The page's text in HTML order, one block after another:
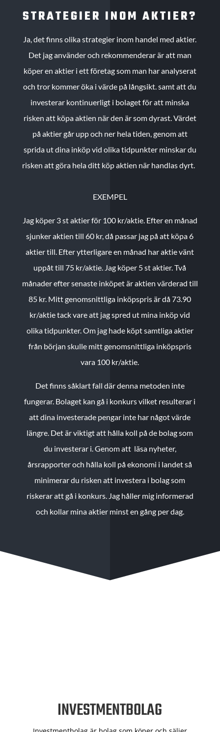
STRATEGIER INOM AKTIER?
Ja, det finns olika strategier inom handel med aktier.
Det jag använder och rekommenderar är att man
köper en aktier i ett företag som man har analyserat
och tror kommer öka i värde på långsikt. samt att du
investerar kontinuerligt i bolaget för att minska
risken att köpa aktien när den är som dyrast. Värdet
på aktier går upp och ner hela tiden, genom att
sprida ut dina inköp vid olika tidpunkter minskar du
risken att göra hela ditt köp aktien när handlas dyrt.
EXEMPEL
Jag köper 3 st aktier för 100 kr/aktie. Efter en månad
sjunker aktien till 60 kr, då passar jag på att köpa 6
aktier till. Efter ytterligare en månad har aktie vänt
uppåt till 75 kr/aktie. Jag köper 5 st aktier.Två
månader efter senaste inköpet är aktien värderad till
85 kr. Mitt genomsnittliga inköpspris är då 73.90
kr/aktie tack vare att jag spred ut mina inköp vid
olika tidpunkter. Om jag hade köpt samtliga aktier
från början skulle mitt genomsnittliga inköpspris
vara 100 kr/aktie.
Det finns såklart fall där denna metoden inte
fungerar. Bolaget kan gå i konkurs vilket resulterar i
att dina investerade pengar inte har något värde
längre. Det är viktigt att hålla koll på de bolag som
du investerar i. Genom att läsa nyheter,
årsrapporter och hålla koll på ekonomi i landet så
minimerar du risken att investera i bolag som
riskerar att gå i konkurs. Jag håller mig informerad
och kollar mina aktier minst en gång per dag.
INVESTMENTBOLAG